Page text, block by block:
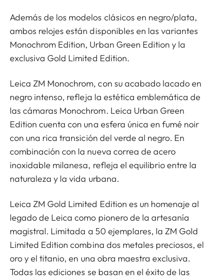
Además de los modelos clásicos en negro/plata,
ambos relojes están disponibles en las variantes
Monochrom Edition, Urban Green Edition y la
exclusiva Gold Limited Edition.
Leica ZM Monochrom, con su acabado lacado en
negro intenso, refleja la estética emblemática de
las cámaras Monochrom. Leica Urban Green
Edition cuenta con una esfera única en fumé noir
con una rica transición del verde al negro. En
combinación con la nueva correa de acero
inoxidable milanesa, refleja el equilibrio entre la
naturaleza y la vida urbana.
Leica ZM Gold Limited Edition es un homenaje al
legado de Leica como pionero de la artesanía
magistral. Limitada a 50 ejemplares, la ZM Gold
Limited Edition combina dos metales preciosos, el
oro y el titanio, en una obra maestra exclusiva.
Todas las ediciones se basan en el éxito de las